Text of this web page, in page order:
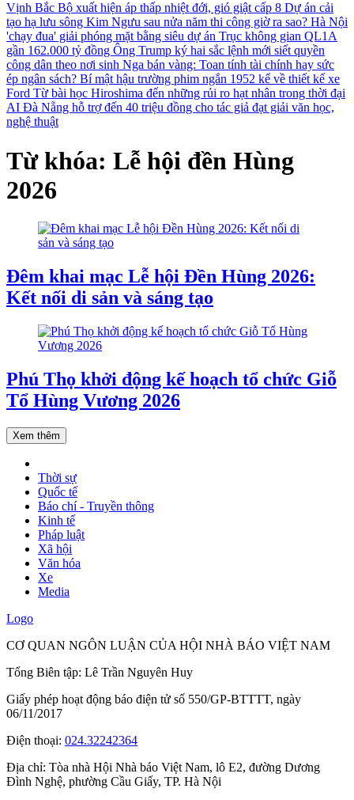
Vịnh Bắc Bộ xuất hiện áp thấp nhiệt đới, gió giật cấp 8 Dự án cải
tạo hạ lưu sông Kim Ngưu sau nửa năm thi công giờ ra sao? Hà Nội
'chạy đua' giải phóng mặt bằng siêu dự án Trục không gian QL1A
gần 162.000 tỷ đồng Ông Trump ký hai sắc lệnh mới siết quyền
công dân theo nơi sinh Nga bán vàng: Toan tính tài chính hay sức
ép ngân sách? Bí mật hậu trường phim ngắn 1952 kể về thiết kế xe
Ford Từ bài học Hiroshima đến những rủi ro hạt nhân trong thời đại
AI Đà Nẵng hỗ trợ đến 40 triệu đồng cho tác giả đạt giải văn học,
nghệ thuật
Từ khóa: Lễ hội đền Hùng
2026
Đêm khai mạc Lễ hội Đền Hùng 2026:
Kết nối di sản và sáng tạo
Phú Thọ khởi động kế hoạch tổ chức Giỗ
Tổ Hùng Vương 2026
Xem thêm
Thời sự
Quốc tế
Báo chí - Truyền thông
Kinh tế
Pháp luật
Xã hội
Văn hóa
Xe
Media
Logo
CƠ QUAN NGÔN LUẬN CỦA HỘI NHÀ BÁO VIỆT NAM
Tổng Biên tập: Lê Trần Nguyên Huy
Giấy phép hoạt động báo điện tử số 550/GP-BTTTT, ngày
06/11/2017
Điện thoại: 024.32242364
Địa chỉ: Tòa nhà Hội Nhà báo Việt Nam, lô E2, đường Dương
Đình Nghệ, phường Cầu Giấy, TP. Hà Nội